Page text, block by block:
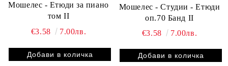
Мошелес - Етюди за пиано
том II
€3.58
7.00лв.
Мошелес - Студии - Етюди
оп.70 Банд II
€3.58
7.00лв.